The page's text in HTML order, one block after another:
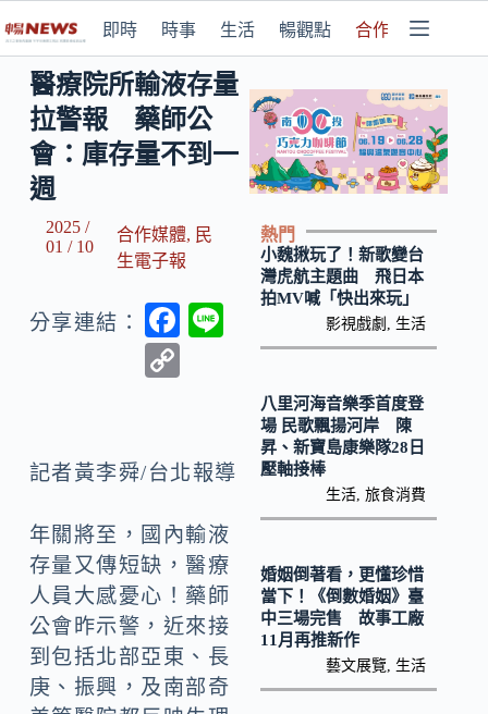
即時 時事 生活 暢觀點 合作媒體
醫療院所輸液存量
拉警報 藥師公
會：庫存量不到一
週
2025 /
01 / 10
合作媒體, 民
生電子報
分享連結：
F
o
o
k
y
n
k
記者黃李舜/台北報導
年關將至，國內輸液
存量又傳短缺，醫療
人員大感憂心！藥師
公會昨示警，近來接
到包括北部亞東、長
庚、振興，及南部奇
熱門
小魏揪玩了！新歌變台
灣虎航主題曲 飛日本
拍MV喊「快出來玩」
影視戲劇 生活
八里河海音樂季首度登
場 民歌飄揚河岸 陳
昇、新寶島康樂隊28日
壓軸接棒
生活 ,旅食消費
婚姻倒著看，更懂珍惜
當下！《倒數婚姻》臺
中三場完售 故事工廠
11月再推新作
藝文展覽 生活